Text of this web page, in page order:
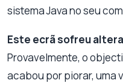
sistema Java no seu
Este ecrã sofreu
Provavelmente, o
acabou por piorar, uma